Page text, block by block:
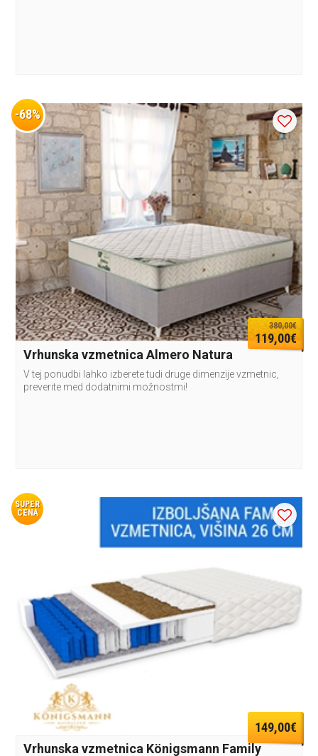
-68%
380,00€
119,00€
Vrhunska vzmetnica Almero Natura
V tej ponudbi lahko izberete tudi druge dimenzije vzmetnic,
preverite med dodatnimi možnostmi!
SUPER
CENA
149,00€
Vrhunska vzmetnica Königsmann Family